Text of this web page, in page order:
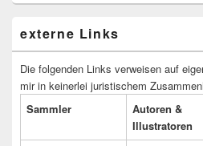
externe Links
Die folgenden Links verweisen auf
mir in keinerlei juristischem
Sammler
Autoren &
Illustratoren